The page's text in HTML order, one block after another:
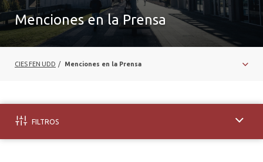
¿QUIÉNES SOMOS?
DEBATES PÚBLICOS
Menciones en la Prensa
CIES FEN UDD / Menciones en la Prensa
FILTROS